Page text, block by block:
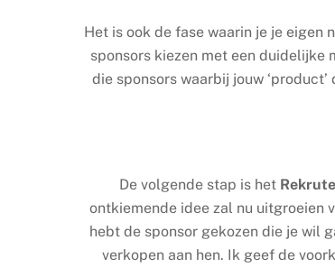
Het is ook de fase waarin je je eigen
sponsors kiezen met een duidelijke
die sponsors waarbij jouw
De volgende stap is het
ontkiemende idee zal nu uitgroeien
hebt de sponsor gekozen die je wil
verkopen aan hen. Ik geef de